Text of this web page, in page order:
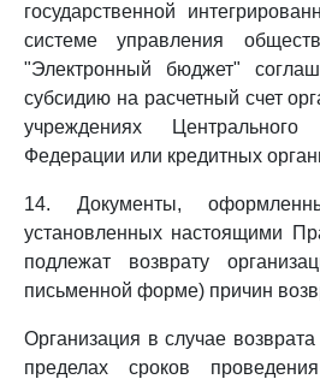
государственной
системе управления
"Электронный бюджет"
субсидию на расчетный счет
учреждениях
Федерации или кредитных
14. Документы,
установленных настоящими
подлежат возврату
письменной форме) причин
Организация в случае
пределах сроков